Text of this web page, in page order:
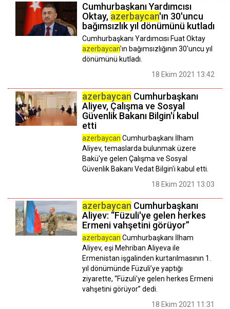
Cumhurbaşkanı Yardımcısı
Oktay, azerbaycan'ın 30'uncu
bağımsızlık yıl dönümünü kutladı
Cumhurbaşkanı Yardımcısı Fuat Oktay
azerbaycan'ın bağımsızlığının 30'uncu yıl
dönümünü kutladı.
18 Ekim 2021 13:42
azerbaycan Cumhurbaşkanı
Aliyev, Çalışma ve Sosyal
Güvenlik Bakanı Bilgin'i kabul
etti
azerbaycan Cumhurbaşkanı İlham
Aliyev, temaslarda bulunmak üzere
Bakü'ye gelen Çalışma ve Sosyal
Güvenlik Bakanı Vedat Bilgin'i kabul etti.
18 Ekim 2021 13:03
azerbaycan Cumhurbaşkanı
Aliyev: “Füzuli'ye gelen herkes
Ermeni vahşetini görüyor”
azerbaycan Cumhurbaşkanı İlham
Aliyev, eşi Mehriban Aliyeva ile
Ermenistan işgalinden kurtarılmasının 1.
yıl dönümünde Füzuli’ye yaptığı
ziyarette, “Füzuli'ye gelen herkes Ermeni
vahşetini görüyor” dedi.
18 Ekim 2021 11:31